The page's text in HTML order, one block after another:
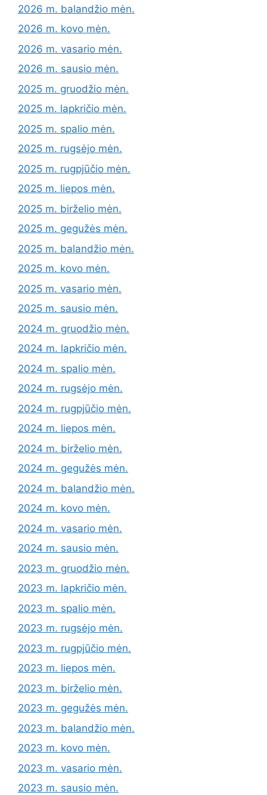
2026 m. balandžio mėn.
2026 m. kovo mėn.
2026 m. vasario mėn.
2026 m. sausio mėn.
2025 m. gruodžio mėn.
2025 m. lapkričio mėn.
2025 m. spalio mėn.
2025 m. rugsėjo mėn.
2025 m. rugpjūčio mėn.
2025 m. liepos mėn.
2025 m. birželio mėn.
2025 m. gegužės mėn.
2025 m. balandžio mėn.
2025 m. kovo mėn.
2025 m. vasario mėn.
2025 m. sausio mėn.
2024 m. gruodžio mėn.
2024 m. lapkričio mėn.
2024 m. spalio mėn.
2024 m. rugsėjo mėn.
2024 m. rugpjūčio mėn.
2024 m. liepos mėn.
2024 m. birželio mėn.
2024 m. gegužės mėn.
2024 m. balandžio mėn.
2024 m. kovo mėn.
2024 m. vasario mėn.
2024 m. sausio mėn.
2023 m. gruodžio mėn.
2023 m. lapkričio mėn.
2023 m. spalio mėn.
2023 m. rugsėjo mėn.
2023 m. rugpjūčio mėn.
2023 m. liepos mėn.
2023 m. birželio mėn.
2023 m. gegužės mėn.
2023 m. balandžio mėn.
2023 m. kovo mėn.
2023 m. vasario mėn.
2023 m. sausio mėn.